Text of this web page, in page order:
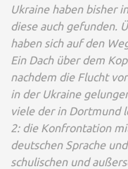
Ukraine haben bisher
diese auch gefunden.
haben sich auf den
Ein Dach über dem
nachdem die Flucht
in der Ukraine
viele der in Dortmund
2: die Konfrontation
deutschen Sprache
schulischen und